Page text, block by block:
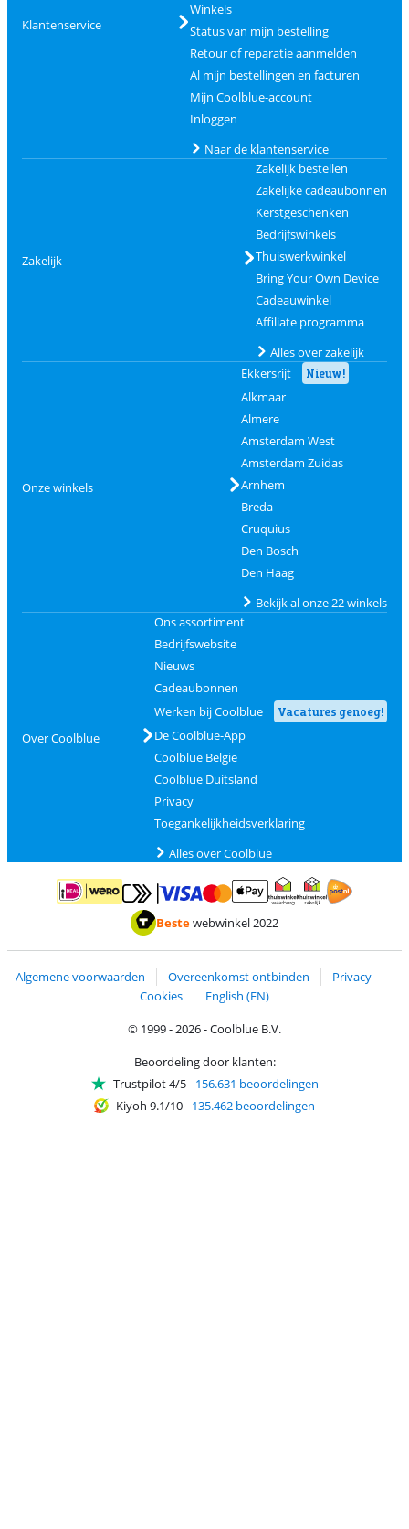
Klantenservice
Winkels
Status van mijn bestelling
Retour of reparatie aanmelden
Al mijn bestellingen en facturen
Mijn Coolblue-account
Inloggen
Naar de klantenservice
Zakelijk
Zakelijk bestellen
Zakelijke cadeaubonnen
Kerstgeschenken
Bedrijfswinkels
Thuiswerkwinkel
Bring Your Own Device
Cadeauwinkel
Affiliate programma
Alles over zakelijk
Onze winkels
Ekkersrijt Nieuw!
Alkmaar
Almere
Amsterdam West
Amsterdam Zuidas
Arnhem
Breda
Cruquius
Den Bosch
Den Haag
Bekijk al onze 22 winkels
Over Coolblue
Ons assortiment
Bedrijfswebsite
Nieuws
Cadeaubonnen
Werken bij Coolblue
Vacatures genoeg!
De Coolblue-App
Coolblue België
Coolblue Duitsland
Privacy
Toegankelijkheidsverklaring
Alles over Coolblue
Betalen met iDEAL | WeroBetalen met MasterCard en Visa via ClickToPay
Betalen met ApplePay
Thuiswinkel waarborg
Bestewebwinkel 2022
Algemene voorwaarden Overeenkomst ontbinden
Privacy
Cookies
English (EN)
© 1999 - 2026 - Coolblue B.V.
Beoordeling door klanten:
Trustpilot 4/5- 156.631 beoordelingen
Kiyoh 9.1/10- 135.462 beoordelingen